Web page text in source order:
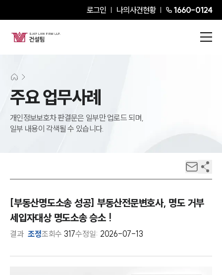
로그인 나의사건현황 1660-0124
주요 업무사례
개인정보보호차 판결문은 일부만 업로드 되며,
일부 내용이 각색될 수 있습니다.
[부동산명도소송 성공] 부동산전문변호사, 명도 거부
세입자대상 명도소송 승소 !
결과 조정조회수 317수정일: 2026-07-13